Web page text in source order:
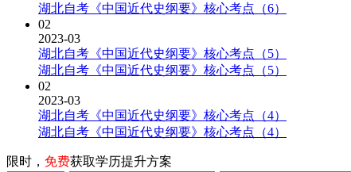
湖北自考《中国近代史纲要》核心考点（6）
02
2023-03
湖北自考《中国近代史纲要》核心考点（5）
湖北自考《中国近代史纲要》核心考点（5）
02
2023-03
湖北自考《中国近代史纲要》核心考点（4）
湖北自考《中国近代史纲要》核心考点（4）
限时， 免费获取学历提升方案